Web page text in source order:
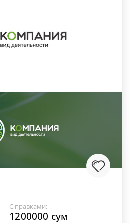
С правками:
1200000 сум